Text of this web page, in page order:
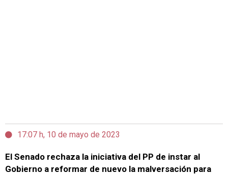
17:07 h, 10 de mayo de 2023
El Senado rechaza la iniciativa del PP de instar al
Gobierno a reformar de nuevo la malversación para